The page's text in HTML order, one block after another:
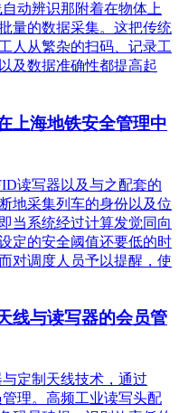
动辨识那附着在物体上
量的数据采集。这把传统
人从繁杂的扫码、记录工
及数据准确性都提高起
上海地铁安全管理中
读写器以及与之配套的
地采集列车的身份以及位
当系统经过计算发觉同向
定的安全阈值还要低的时
对调度人员予以提醒，使
线与读写器的会员管
定制天线技术，通过
理。高频工业读写头配